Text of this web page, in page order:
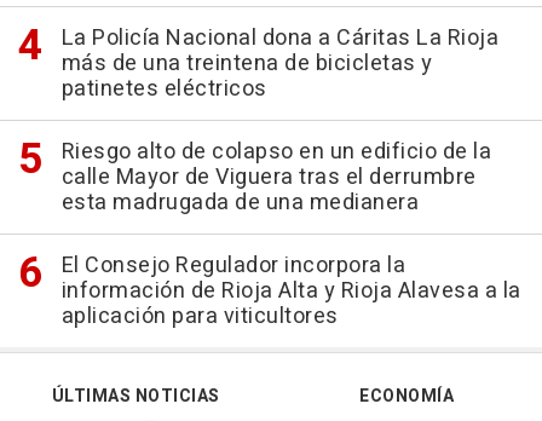
La Policía Nacional dona a Cáritas La Rioja
más de una treintena de bicicletas y
patinetes eléctricos
Riesgo alto de colapso en un edificio de la
calle Mayor de Viguera tras el derrumbre
esta madrugada de una medianera
El Consejo Regulador incorpora la
información de Rioja Alta y Rioja Alavesa a la
aplicación para viticultores
ÚLTIMAS NOTICIAS
ECONOMÍA